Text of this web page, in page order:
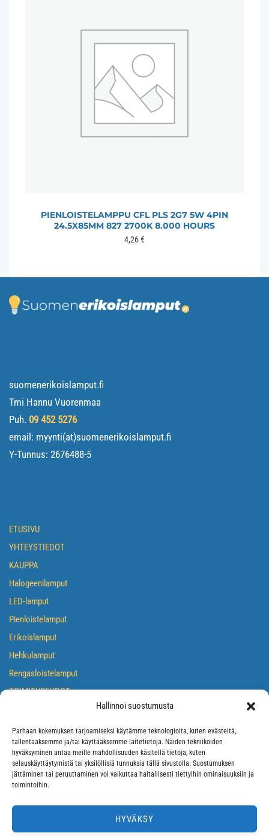
Hallinnoi suostumusta
Parhaan kokemuksen tarjoamiseksi käytämme teknologioita, kuten evästeitä,
tallentaaksemme ja/tai käyttääksemme laitetietoja. Näiden tekniikoiden
hyväksyminen antaa meille mahdollisuuden käsitellä tietoja, kuten
selauskäyttäytymistä tai yksilöllisiä tunnuksia tällä sivustolla. Suostumuksen
jättäminen tai peruuttaminen voi vaikuttaa haitallisesti tiettyihin ominaisuuksiin ja
toimintoihin.
HYVÄKSY
PIENLOISTELAMPPU CFL PLS 2G7 5W 4PIN
24.5X85MM 827 2700K 8.000 HOURS
4,26€
suomenerikoislamput.fi
Tmi Hannu Vuorenmaa
Puh. 09 452 5276
email: myynti(at)suomenerikoislamput.fi
Y-Tunnus: 2676488-5
ETUSIVU
YHTEYSTIEDOT
KAUPPA
Halogeenilamput
LED-lamput
Pienloistelamput
Erikoislamput
Hehkulamput
Rengasloistelamput
TOIMITUSEHDOT
EVÄSTEKÄYTÄNTÖ